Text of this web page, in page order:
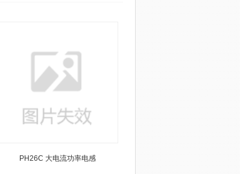
PH26C 大电流功率电感